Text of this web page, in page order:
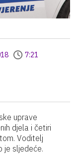
7:21
uprave
djela i četiri
Voditelj
je sljedeće.